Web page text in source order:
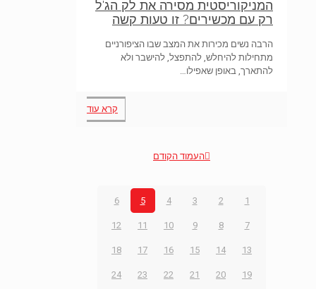
המניקוריסטית מסירה את לק הג'ל
רק עם מכשירים? זו טעות קשה
הרבה נשים מכירות את המצב שבו הציפורניים
מתחילות להיחלש, להתפצל, להישבר ולא
להתארך, באופן שאפילו…
קרא עוד
העמוד הקודם
1
2
3
4
5
6
7
8
9
10
11
12
13
14
15
16
17
18
19
20
21
22
23
24